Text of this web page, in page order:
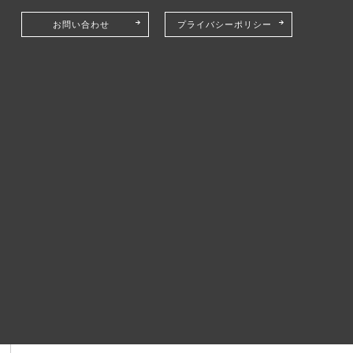
お問い合わせ プライバシーポリシー